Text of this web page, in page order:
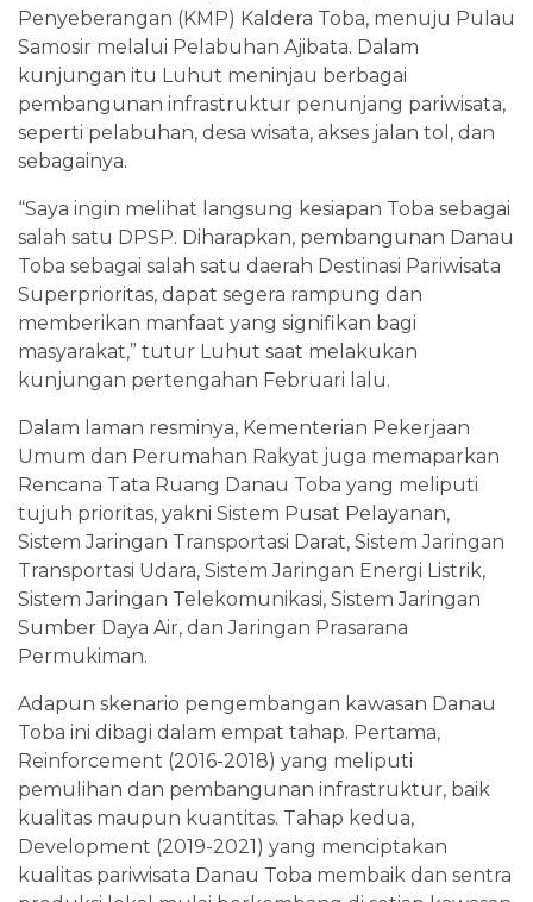
Penyeberangan (KMP) Kaldera Toba, menuju Pulau
Samosir melalui Pelabuhan Ajibata. Dalam
kunjungan itu Luhut meninjau berbagai
pembangunan infrastruktur penunjang pariwisata,
seperti pelabuhan, desa wisata, akses jalan tol, dan
sebagainya.
“Saya ingin melihat langsung kesiapan Toba sebagai
salah satu DPSP. Diharapkan, pembangunan Danau
Toba sebagai salah satu daerah Destinasi Pariwisata
Superprioritas, dapat segera rampung dan
memberikan manfaat yang signifikan bagi
masyarakat,” tutur Luhut saat melakukan
kunjungan pertengahan Februari lalu.
Dalam laman resminya, Kementerian Pekerjaan
Umum dan Perumahan Rakyat juga memaparkan
Rencana Tata Ruang Danau Toba yang meliputi
tujuh prioritas, yakni Sistem Pusat Pelayanan,
Sistem Jaringan Transportasi Darat, Sistem Jaringan
Transportasi Udara, Sistem Jaringan Energi Listrik,
Sistem Jaringan Telekomunikasi, Sistem Jaringan
Sumber Daya Air, dan Jaringan Prasarana
Permukiman.
Adapun skenario pengembangan kawasan Danau
Toba ini dibagi dalam empat tahap. Pertama,
Reinforcement (2016-2018) yang meliputi
pemulihan dan pembangunan infrastruktur, baik
kualitas maupun kuantitas. Tahap kedua,
Development (2019-2021) yang menciptakan
kualitas pariwisata Danau Toba membaik dan sentra